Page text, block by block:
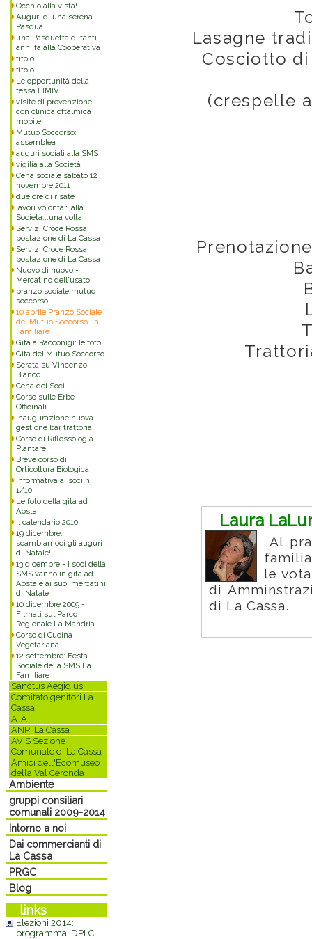
Occhio alla vista!
Auguri di una serena
Pasqua
una Pasquetta di tanti
anni fà alla Cooperativa
titolo
titolo
Le opportunità della
tessa FIMIV
visite di prevenzione
con clinica oftalmica
mobile
Mutuo Soccorso:
assemblea
auguri sociali alla SMS
vigilia alla Società
Cena sociale sabato 12
novembre 2011
due ore di risate
lavori volontari alla
Società...una volta
Servizi Croce Rossa
postazione di La Cassa
Servizi Croce Rossa
postazione di La Cassa
Nuovo di nuovo -
Mercatino dell'usato
pranzo sociale mutuo
soccorso
10 aprile Pranzo Sociale
del Mutuo Soccorso La
Familiare
Gita a Racconigi: le foto!
Gita del Mutuo Soccorso
Serata su Vincenzo
Bianco
Cena dei Soci
Corso sulle Erbe
Officinali
Inaugurazione nuova
gestione bar trattoria
Corso di Riflessologia
Plantare
Breve corso di
Orticoltura Biologica
Informativa ai soci n.
1/10
Le foto della gita ad
Aosta!
il calendario 2010
19 dicembre:
scambiamoci gli auguri
di Natale!
13 dicembre - I soci della
SMS vanno in gita ad
Aosta e ai suoi mercatini
di Natale
10 dicembre 2009 -
Filmati sul Parco
Regionale La Mandria
Corso di Cucina
Vegetariana
12 settembre: Festa
Sociale della SMS La
Familiare
Sanctus Aegidius
Comitato genitori La
Cassa
ATA
ANPI La Cassa
AVIS Sezione
Comunale di La Cassa
Amici dell'Ecomuseo
della Val Ceronda
Ambiente
gruppi consiliari
comunali 2009-2014
Intorno a noi
Dai commercianti di
La Cassa
PRGC
Blog
links
Elezioni 2014:
programma IDPLC
Lasagne
Cosciotto
(crespelle
Trattoria
Laura
Al
le
di
di La Cassa.